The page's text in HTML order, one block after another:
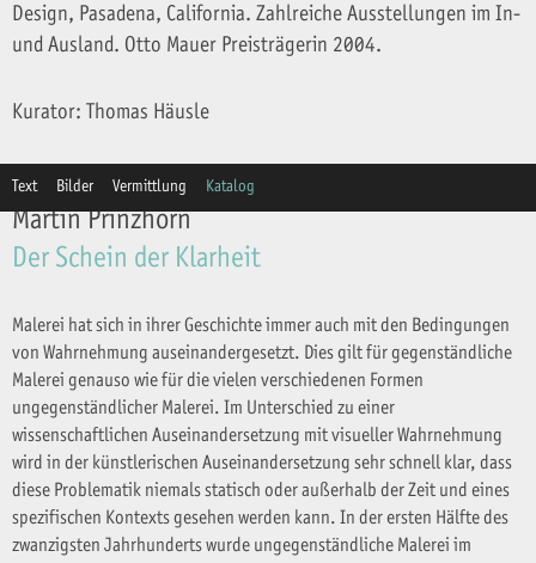
Design, Pasadena, California. Zahlreiche Ausstellungen im In-
und Ausland. Otto Mauer Preisträgerin 2004.
Kurator: Thomas Häusle
Text Bilder Vermittlung Katalog
Martin Prinzhorn
Der Schein der Klarheit
Malerei hat sich in ihrer Geschichte immer auch mit den Bedingungen
von Wahrnehmung auseinandergesetzt. Dies gilt für gegenständliche
Malerei genauso wie für die vielen verschiedenen Formen
ungegenständlicher Malerei. Im Unterschied zu einer
wissenschaftlichen Auseinandersetzung mit visueller Wahrnehmung
wird in der künstlerischen Auseinandersetzung sehr schnell klar, dass
diese Problematik niemals statisch oder außerhalb der Zeit und eines
spezifischen Kontexts gesehen werden kann. In der ersten Hälfte des
zwanzigsten Jahrhunderts wurde ungegenständliche Malerei im